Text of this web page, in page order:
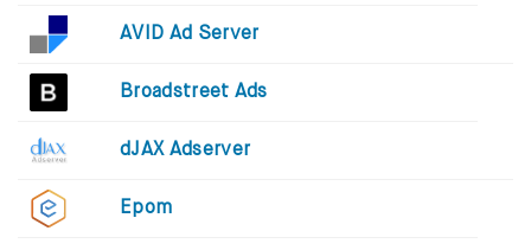
AVID Ad Server
Broadstreet Ads
dJAX Adserver
Epom